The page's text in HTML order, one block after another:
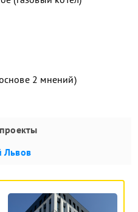
2 мнений)
Львов